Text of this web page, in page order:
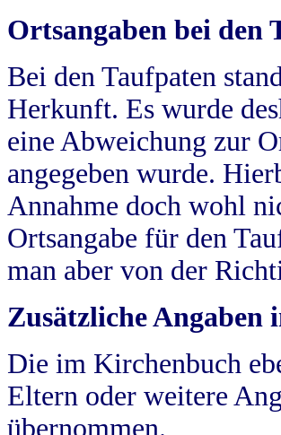
Ortsangaben bei den
Bei den Taufpaten
Herkunft. Es wurde
eine Abweichung zur
angegeben wurde.
Annahme doch wohl
Ortsangabe für den
man aber von der
Zusätzliche Angaben
Die im Kirchenbuch
Eltern oder weitere
übernommen.